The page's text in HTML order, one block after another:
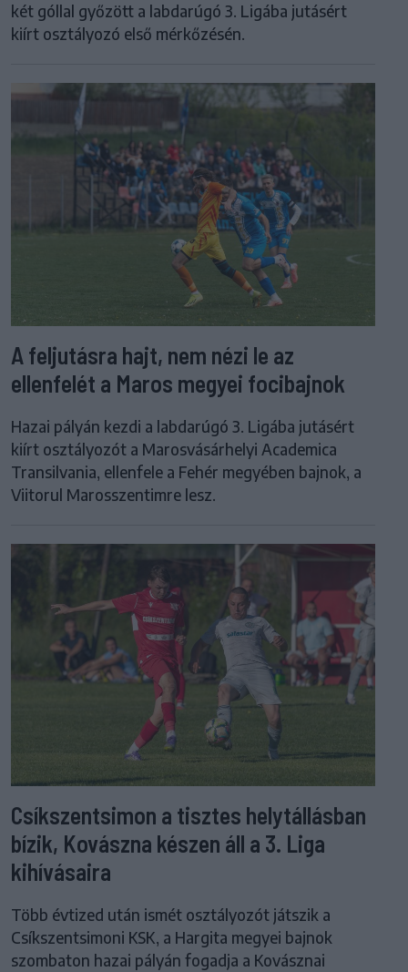
két góllal győzött a labdarúgó 3. Ligába jutásért
kiírt osztályozó első mérkőzésén.
A feljutásra hajt, nem nézi le az
ellenfelét a Maros megyei focibajnok
Hazai pályán kezdi a labdarúgó 3. Ligába jutásért
kiírt osztályozót a Marosvásárhelyi Academica
Transilvania, ellenfele a Fehér megyében bajnok, a
Viitorul Marosszentimre lesz.
Csíkszentsimon a tisztes helytállásban
bízik, Kovászna készen áll a 3. Liga
kihívásaira
Több évtized után ismét osztályozót játszik a
Csíkszentsimoni KSK, a Hargita megyei bajnok
szombaton hazai pályán fogadja a Kovásznai